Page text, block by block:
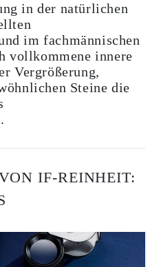
in der natürlichen
im fachmännischen
vollkommene innere
Vergrößerung,
Steine die
IF-REINHEIT: